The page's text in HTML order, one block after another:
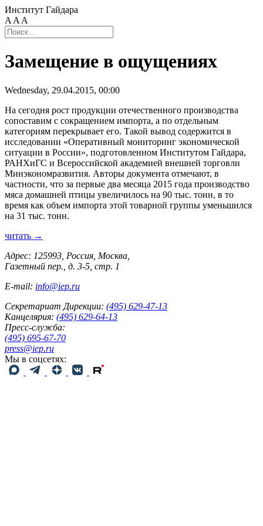
Институт Гайдара
A A A
Замещение в ощущениях
Wednesday, 29.04.2015, 00:00
На сегодня рост продукции отечественного производства
сопоставим с сокращением импорта, а по отдельным
категориям перекрывает его. Такой вывод содержится в
исследовании «Оперативный мониторинг экономической
ситуации в России», подготовленном Институтом Гайдара,
РАНХиГС и Всероссийской академией внешней торговли
Минэкономразвития. Авторы документа отмечают, в
частности, что за первые два месяца 2015 года производство
мяса домашней птицы увеличилось на 90 тыс. тонн, в то
время как объем импорта этой товарной группы уменьшился
на 31 тыс. тонн.
читать →
Адрес: 125993, Россия, Москва,
Газетный пер., д. 3-5, стр. 1
E-mail: info@iep.ru
Секретариат Дирекции: (495) 629-47-13
Канцелярия: (495) 629-64-13
Пресс-служба:
(495) 695-67-70
press@iep.ru
Мы в соцсетях: